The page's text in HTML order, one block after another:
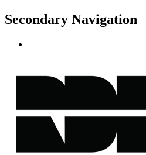
Secondary Navigation